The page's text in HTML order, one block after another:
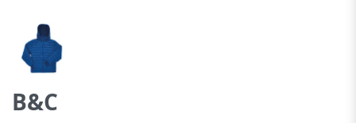
B&C